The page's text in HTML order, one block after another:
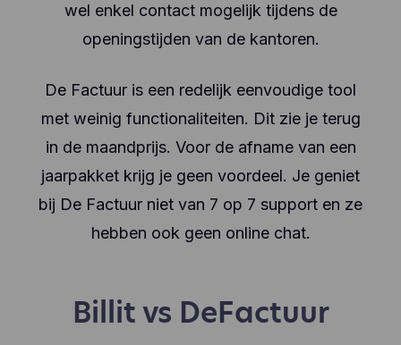
wel enkel contact mogelijk tijdens de
openingstijden van de kantoren.
De Factuur is een redelijk eenvoudige tool
met weinig functionaliteiten. Dit zie je terug
in de maandprijs. Voor de afname van een
jaarpakket krijg je geen voordeel. Je geniet
bij De Factuur niet van 7 op 7 support en ze
hebben ook geen online chat.
Billit vs DeFactuur